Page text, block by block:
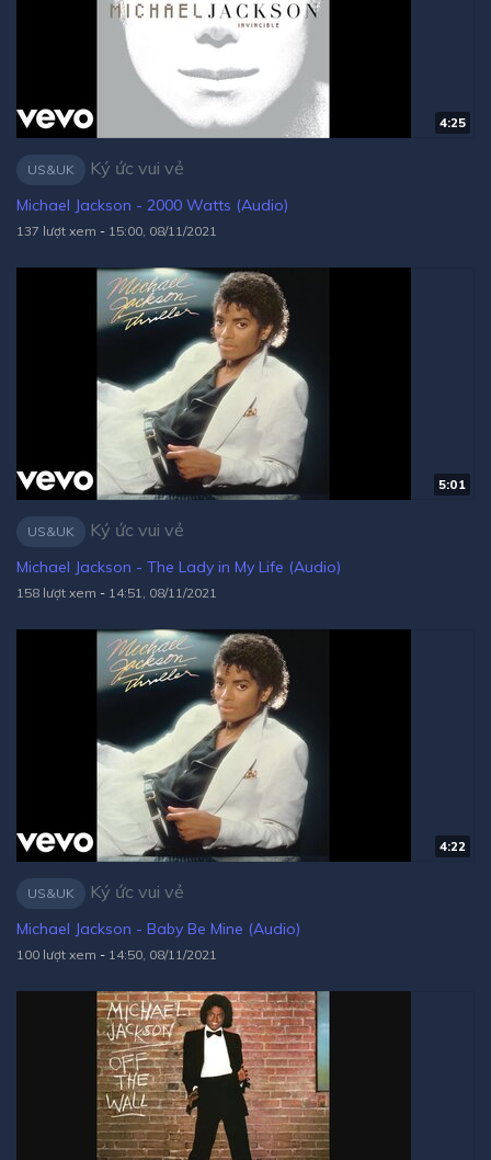
4:25
US&UK Ký ức vui vẻ
Michael Jackson - 2000 Watts (Audio)
137 lượt xem - 15:00, 08/11/2021
5:01
US&UK Ký ức vui vẻ
Michael Jackson - The Lady in My Life (Audio)
158 lượt xem - 14:51, 08/11/2021
4:22
US&UK Ký ức vui vẻ
Michael Jackson - Baby Be Mine (Audio)
100 lượt xem - 14:50, 08/11/2021